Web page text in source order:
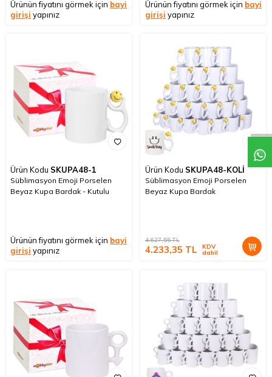
Ürünün fiyatını görmek için bayi
girişi yapınız
Ürünün fiyatını görmek için bayi
girişi yapınız
Ürün Kodu SKUPA48-1
Süblimasyon Emoji Porselen
Beyaz Kupa Bardak - Kutulu
Ürünün fiyatını görmek için bayi
girişi yapınız
Ürün Kodu SKUPA48-KOLİ
Süblimasyon Emoji Porselen
Beyaz Kupa Bardak
4.627,55TL
4.233,35 TL KDV
dahil